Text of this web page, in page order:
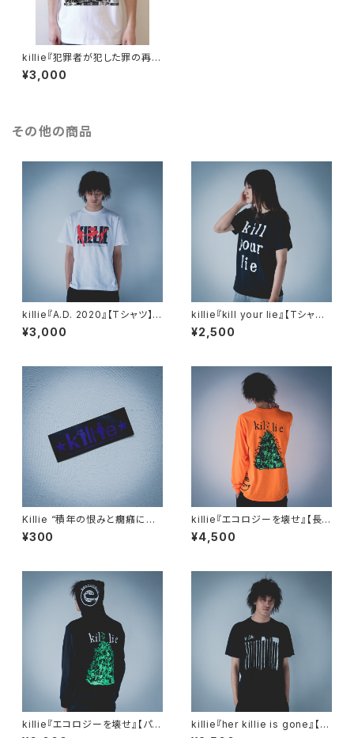
killie『犯罪者が犯した罪の再審
始まる ver.2』【過去 / 半袖バッ
クプリント無し】 / Retrial Of T
¥3,000
その他の商品
killie『A.D. 2020』【Tシャツ】/
Shirt
¥3,000
killie『kill your lie』【Tシャ
ツ】/ kill your lie Shirt
¥2,500
Killie “積年の恨みと癇癪によ
り自殺を誘発する” ステッカー
紺（耐水タイプ） / sticker ver.1
¥300
killie『エコロジーを壊せ』【長
袖Tシャツ】 / Destroy The E
cology Long Sleeve Shirt
¥4,500
killie『エコロジーを壊せ』【パー
killie『her killie is gone』【T